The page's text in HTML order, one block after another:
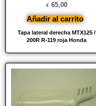
Tapa lateral derecha MTX125 /
200R R-119 roja Honda
€ 65,00
Añadir al carrito